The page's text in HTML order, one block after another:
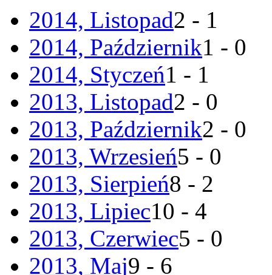
2014, Listopad2 - 1
2014, Październik1 - 0
2014, Styczeń1 - 1
2013, Listopad2 - 0
2013, Październik2 - 0
2013, Wrzesień5 - 0
2013, Sierpień8 - 2
2013, Lipiec10 - 4
2013, Czerwiec5 - 0
2013, Maj9 - 6